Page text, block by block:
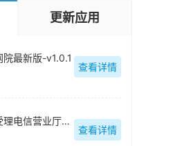
更新应用
院最新版-v1.0.1
查看详情
翼受理电信营业厅最新版-v9.1.1
查看详情